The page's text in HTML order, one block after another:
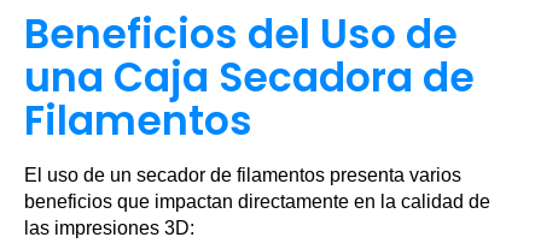
Beneficios del Uso de
una Caja Secadora de
Filamentos
El uso de un secador de filamentos presenta varios
beneficios que impactan directamente en la calidad de
las impresiones 3D: